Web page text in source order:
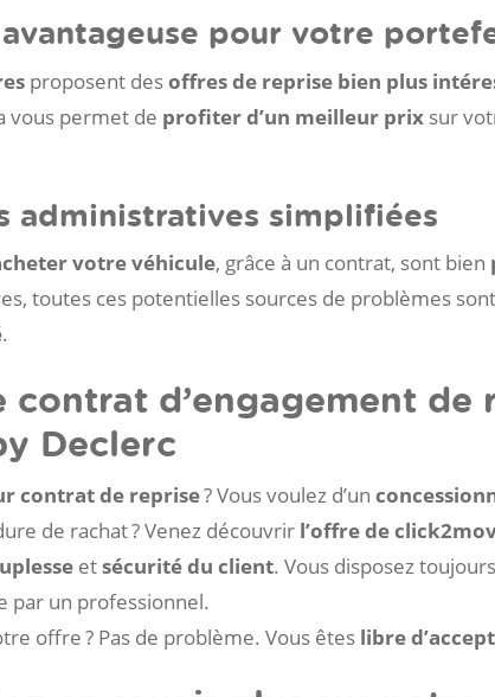
pour votre
proposent desoffres de reprise bien plus
vous permet de profiter d’un meilleur prix sur
administratives simplifiées
votre véhicule, grâce à un contrat, sont bien
toutes ces potentielles sources de problèmes
.
contrat d’engagement
Declerc
contrat de reprise? Vous voulez d’un
de rachat ? Venez découvrir l’offre de
etsécurité du client. Vous disposez
par un professionnel.
offre ? Pas de problème. Vous êtes libre